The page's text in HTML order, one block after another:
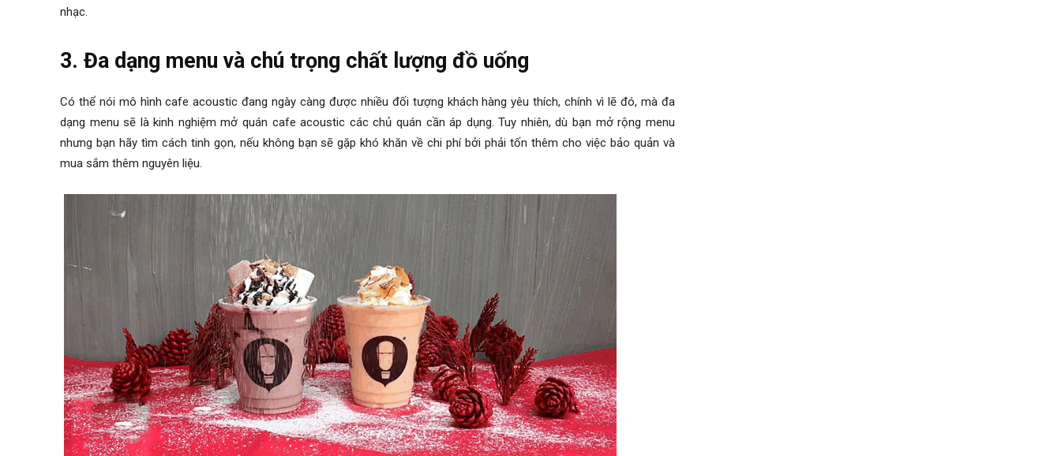
nhạc.
3. Đa dạng menu và chú trọng chất lượng đồ uống
Có thể nói mô hình cafe acousticđang ngày càng được nhiều đối tượng khách hàng yêu thích, chính vì lẽ đó, mà đa
dạng menu sẽ là kinh nghiệm mở quán cafe acoustic các chủ quán cần áp dụng. Tuy nhiên, dù bạn mở rộng menu
nhưng bạn hãy tìm cách tinh gọn, nếu không bạn sẽ gặp khó khăn về chi phí bởi phải tốn thêm cho việc bảo quản và
mua sắm thêm nguyên liệu.